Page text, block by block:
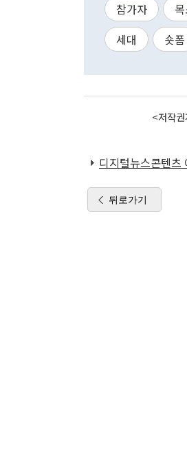
참가자
세대
숏폼
<저작
디지털뉴스콘텐츠
뒤로가기